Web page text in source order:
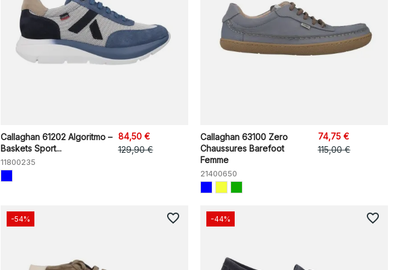
Callaghan 61202 Algoritmo –
Baskets Sport...
11800235
84,50 €
129,90 €
Callaghan 63100 Zero
Chaussures Barefoot
Femme
21400650
74,75 €
115,00 €
-54% favorite_border -44% favorite_border